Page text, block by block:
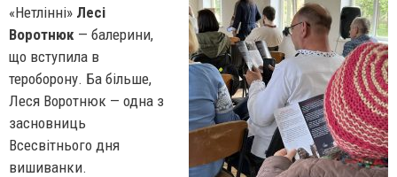
«Нетлінні» Лесі
Воротнюк — балерини,
що вступила в
тероборону. Ба більше,
Леся Воротнюк — одна з
засновниць
Всесвітнього дня
вишиванки.